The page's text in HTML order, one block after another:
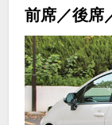
前席／後席